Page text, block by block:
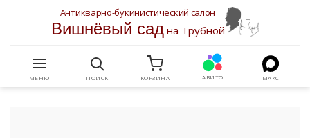
Антикварно-букинистический салон
Вишнёвый садна Трубной
МЕНЮ ПОИСК КОРЗИНА АВИТО МАКС